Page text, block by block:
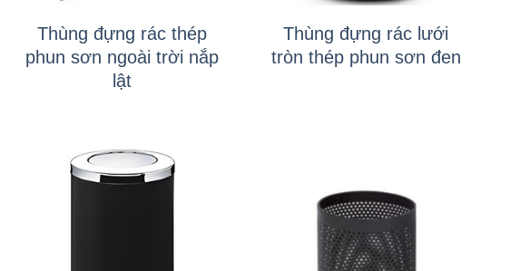
Thùng đựng rác thép
phun sơn ngoài trời nắp
lật
Thùng đựng rác lưới
tròn thép phun sơn đen